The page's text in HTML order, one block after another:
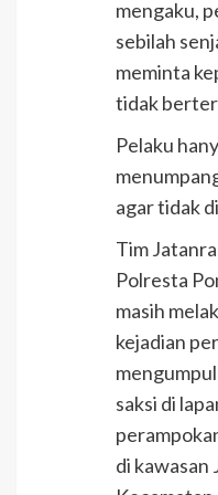
mengaku,
sebilah
meminta
tidak
Pelaku
agar tidak
Tim
Polresta
masih
kejadian
saksi di
di kawasan